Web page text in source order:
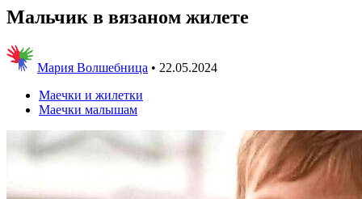
Мальчик в вязаном жилете
Мария Волшебница • 22.05.2024
Маечки и жилетки
Маечки малышам